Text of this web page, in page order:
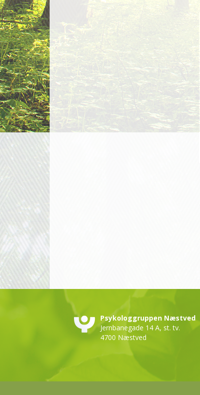
Psykologgruppen Næstved
Jernbanegade 14 A, st. tv.
4700 Næstved